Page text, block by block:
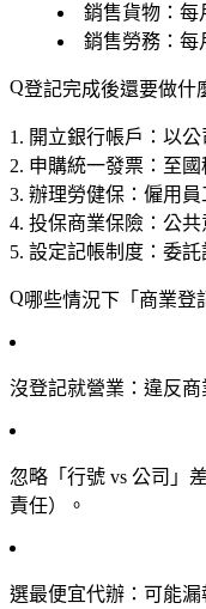
銷售貨物：每
銷售勞務：每
登記完成後還要做什
開立銀行帳戶 ：以
申購統一發票 ：至
辦理勞健保 ：僱用
投保商業保險 ：公
設定記帳制度 ：委
哪些情況下「商業登
沒登記就營業 ：違反
忽略「行號 vs 公司」
責任）。
選最便宜代辦 ：可能